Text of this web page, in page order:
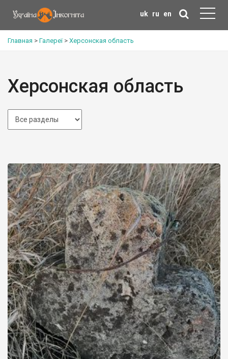
uk ru en
Главная > Галереї> Херсонская область
Херсонская область